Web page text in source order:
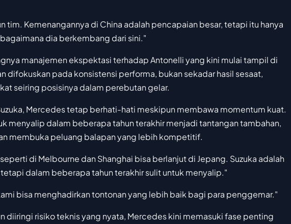
tim. Kemenangannya di China adalah pencapaian besar, tetapi itu hanya
dia berkembang dari sini."
manajemen ekspektasi terhadap Antonelli yang kini mulai tampil di
difokuskan pada konsistensi performa, bukan sekadar hasil sesaat,
seiring posisinya dalam perebutan gelar.
Mercedes tetap berhati-hati meskipun membawa momentum kuat.
menyalip dalam beberapa tahun terakhir menjadi tantangan tambahan,
membuka peluang balapan yang lebih kompetitif.
di Melbourne dan Shanghai bisa berlanjut di Jepang. Suzuka adalah
dalam beberapa tahun terakhir sulit untuk menyalip."
bisa menghadirkan tontonan yang lebih baik bagi para penggemar."
diiringi risiko teknis yang nyata, Mercedes kini memasuki fase penting